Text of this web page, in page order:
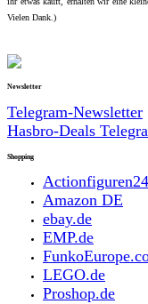
Vielen Dank.)
Newsletter
Telegram-Newsletter
Hasbro-Deals
Shopping
Amazon DE
ebay.de
EMP.de
LEGO.de
Proshop.de